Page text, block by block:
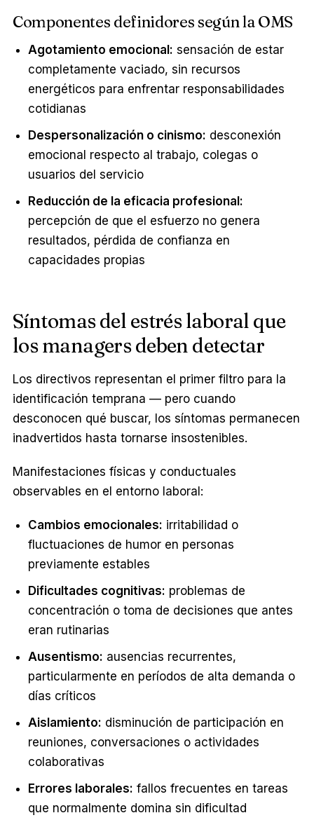
Componentes definidores según la OMS
Agotamiento emocional: sensación de estar
completamente vaciado, sin recursos
energéticos para enfrentar responsabilidades
cotidianas
Despersonalización o cinismo: desconexión
emocional respecto al trabajo, colegas o
usuarios del servicio
Reducción de la eficacia profesional:
percepción de que el esfuerzo no genera
resultados, pérdida de confianza en
capacidades propias
Síntomas del estrés laboral que
los managers deben detectar
Los directivos representan el primer filtro para la
identificación temprana — pero cuando
desconocen qué buscar, los síntomas permanecen
inadvertidos hasta tornarse insostenibles.
Manifestaciones físicas y conductuales
observables en el entorno laboral:
Cambios emocionales: irritabilidad o
fluctuaciones de humor en personas
previamente estables
Dificultades cognitivas: problemas de
concentración o toma de decisiones que antes
eran rutinarias
Ausentismo: ausencias recurrentes,
particularmente en períodos de alta demanda o
días críticos
Aislamiento: disminución de participación en
reuniones, conversaciones o actividades
colaborativas
Errores laborales: fallos frecuentes en tareas
que normalmente domina sin dificultad